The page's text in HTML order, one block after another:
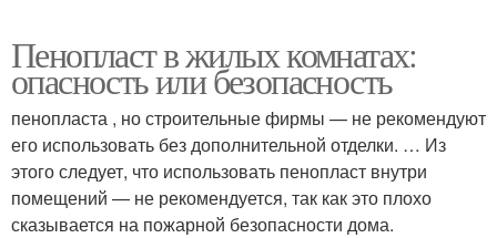
Пенопласт в жилых комнатах:
опасность или безопасность
пенопласта , но строительные фирмы — не рекомендуют
его использовать без дополнительной отделки. … Из
этого следует, что использовать пенопласт внутри
помещений — не рекомендуется, так как это плохо
сказывается на пожарной безопасности дома.